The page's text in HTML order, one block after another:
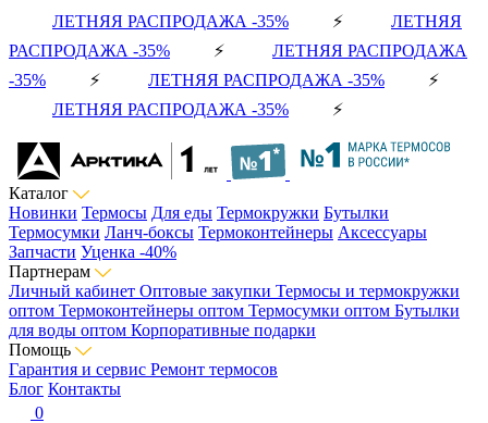
ЛЕТНЯЯ РАСПРОДАЖА -35% ⚡ ЛЕТНЯЯ
РАСПРОДАЖА -35% ⚡ ЛЕТНЯЯ РАСПРОДАЖА
-35% ⚡ ЛЕТНЯЯ РАСПРОДАЖА -35% ⚡
ЛЕТНЯЯ РАСПРОДАЖА -35% ⚡
Каталог
Новинки Термосы Для еды Термокружки Бутылки
Термосумки Ланч-боксы Термоконтейнеры Аксессуары
Запчасти Уценка -40%
Партнерам
Личный кабинет Оптовые закупки Термосы и термокружки
оптом Термоконтейнеры оптом Термосумки оптом Бутылки
для воды оптом Корпоративные подарки
Помощь
Гарантия и сервис Ремонт термосов
Блог Контакты
0